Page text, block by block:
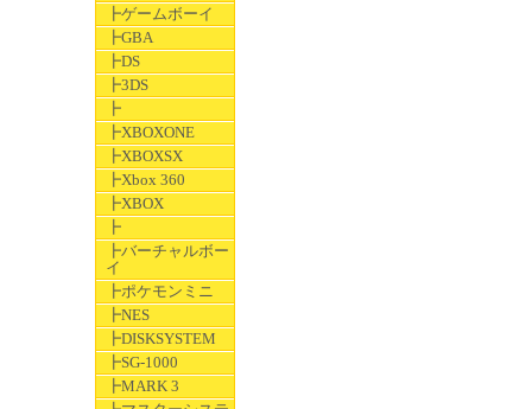
┣ゲームボーイ
┣GBA
┣DS
┣3DS
┣
┣XBOXONE
┣XBOXSX
┣Xbox 360
┣XBOX
┣
┣バーチャルボー
イ
┣ポケモンミニ
┣NES
┣DISKSYSTEM
┣SG-1000
┣MARK 3